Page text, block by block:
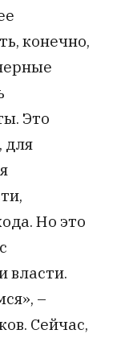
конечно,
Это
для
Но это
власти.
–
Сейчас,